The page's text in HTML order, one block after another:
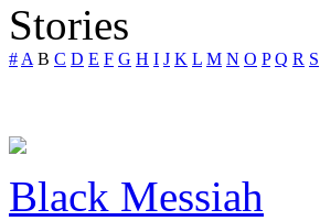
Stories
# A B C D E F G H I J K L M N O P Q R S
Black Messiah